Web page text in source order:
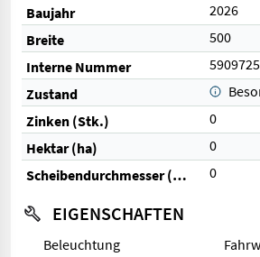
Baujahr
2026
Breite
500
Interne Nummer
5909725
Zustand
Zinken (Stk.)
0
Hektar (ha)
0
Scheibendurchmesser (mm)
0
EIGENSCHAFTEN
Beleuchtung